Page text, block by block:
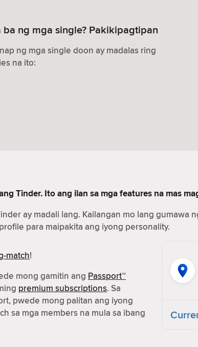
ng mga single? Pakikipagtipan
ng mga single doon ay madalas ring
na ito:
Tinder. Ito ang ilan sa mga features na mas
ay madali lang. Kailangan mo lang gumawa
para maipakita ang iyong personality.
match!
mong gamitin ang Passport™
premium subscriptions. Sa
pwede mong palitan ang iyong
sa mga members na mula sa ibang